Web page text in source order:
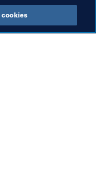
cookies